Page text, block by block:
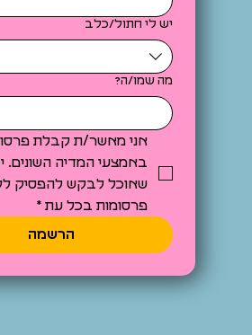
יש לי חתול/כלב
מה שמו/ה?
פרסומות בכל עת *
הרשמה